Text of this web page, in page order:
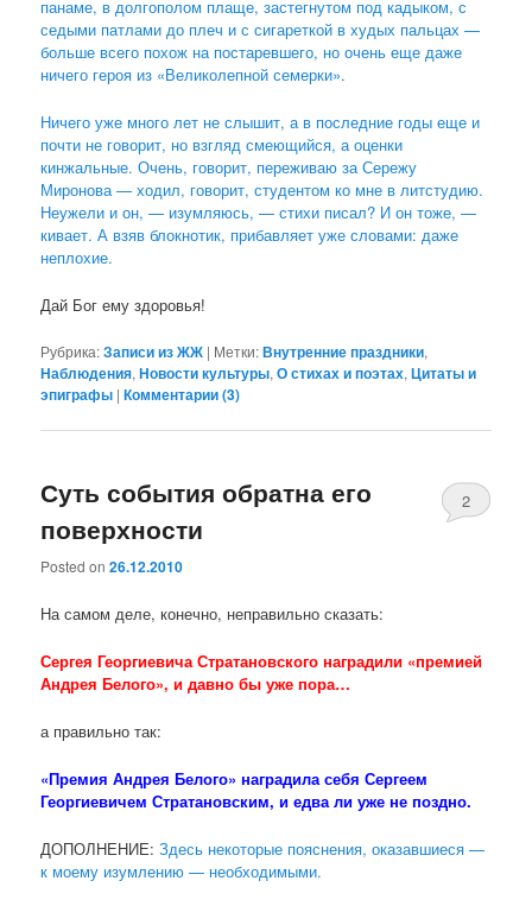
панаме, в долгополом плаще, застегнутом под кадыком, с
седыми патлами до плеч и с сигареткой в худых пальцах —
больше всего похож на постаревшего, но очень еще даже
ничего героя из «Великолепной семерки».
Ничего уже много лет не слышит, а в последние годы еще и
почти не говорит, но взгляд смеющийся, а оценки
кинжальные. Очень, говорит, переживаю за Сережу
Миронова — ходил, говорит, студентом ко мне в литстудию.
Неужели и он, — изумляюсь, — стихи писал? И он тоже, —
кивает. А взяв блокнотик, прибавляет уже словами: даже
неплохие.
Дай Бог ему здоровья!
Рубрика:Записи из ЖЖ | Метки:Внутренние праздники,
Наблюдения,Новости культуры,О стихах и поэтах,Цитаты и
эпиграфы |Комментарии (3)
Суть события обратна его
поверхности
Posted on26.12.2010
2
На самом деле, конечно, неправильно сказать:
Сергея Георгиевича Стратановского наградили «премией
Андрея Белого», и давно бы уже пора…
а правильно так:
«Премия Андрея Белого» наградила себя Сергеем
Георгиевичем Стратановским, и едва ли уже не поздно.
ДОПОЛНЕНИЕ:Здесь некоторые пояснения, оказавшиеся —
к моему изумлению — необходимыми.